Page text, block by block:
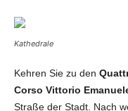
Kathedrale
Kehren Sie zu den
Corso Vittorio
Straße der Stadt. Nach